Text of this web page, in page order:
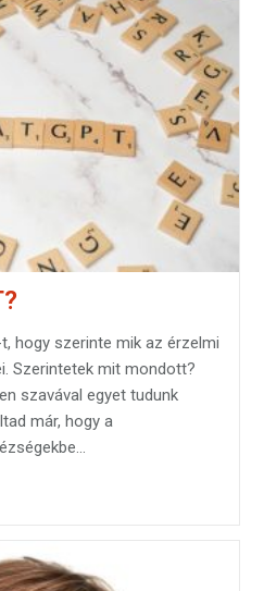
hogy szerinte mik az érzelmi
Szerintetek mit mondott?
szavával egyet tudunk
már, hogy a